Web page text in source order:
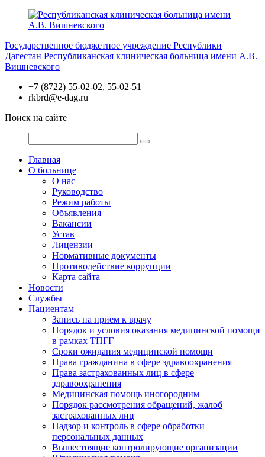
Перейти
Государственное бюджетное учреждение Республики
Дагестан Республиканская клиническая больница имени А.В.
Вишневского
+7 (8722) 55-02-02, 55-02-51
rkbrd@e-dag.ru
Поиск на сайте
Главная
О больнице
О нас
Руководство
Режим работы
Объявления
Вакансии
Устав
Лицензии
Нормативные документы
Противодействие коррупции
Карта сайта
Новости
Службы
Пациентам
Запись на прием к врачу
Порядок и условия оказания медицинской помощи
в рамках ТПГГ
Сроки ожидания медицинской помощи
Права гражданина в сфере здравоохранения
Права застрахованных лиц в сфере
здравоохранения
Медицинская помощь иногородним
Порядок рассмотрения обращений, жалоб
застрахованных лиц
Надзор и контроль в сфере обработки
персональных данных
Вышестоящие контролирующие организации